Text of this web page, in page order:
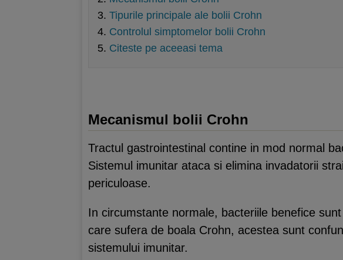
Tipurile principale ale bolii Crohn
Controlul simptomelor bolii Crohn
Citeste pe aceeasi tema
Mecanismul bolii Crohn
Tractul gastrointestinal contine in mod normal
Sistemul imunitar ataca si elimina invadatorii
periculoase.
In circumstante normale, bacteriile benefice
care sufera de boala Crohn, acestea sunt
sistemului imunitar.